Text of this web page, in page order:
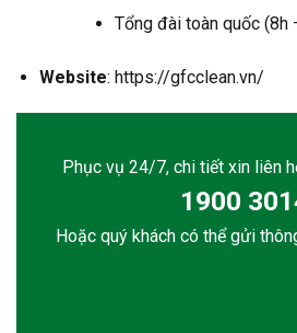
Tổng đài toàn quốc (8h
Website: https://gfcclean.vn/
Phục vụ 24/7, chi tiết xin liên
1900
Hoặc quý khách có thể gửi